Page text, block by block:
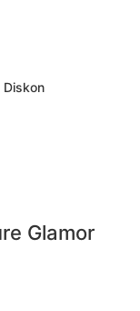
Diskon
Glamor